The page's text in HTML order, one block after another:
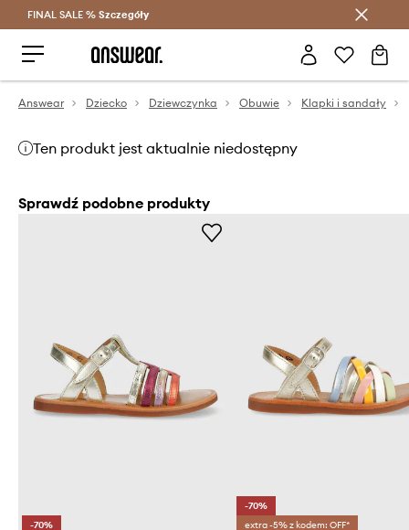
Oszczędzaj z Answear Club >
FINAL SALE % Szczegóły
Answear Dziecko Dziewczynka Obuwie Klapki i sandały
Ten produkt jest aktualnie niedostępny
Sprawdź podobne produkty
-70%
-70%
extra -5% z kodem: OFF*